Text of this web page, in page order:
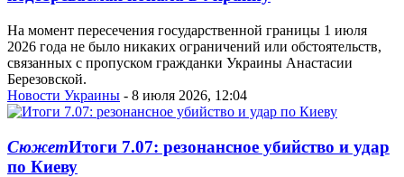
На момент пересечения государственной границы 1 июля
2026 года не было никаких ограничений или обстоятельств,
связанных с пропуском гражданки Украины Анастасии
Березовской.
Новости Украины - 8 июля 2026, 12:04
СюжетИтоги 7.07: резонансное убийство и удар
по Киеву